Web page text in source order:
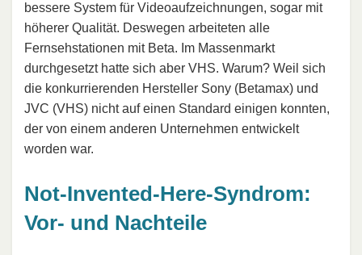
bessere System für Videoaufzeichnungen, sogar mit
höherer Qualität. Deswegen arbeiteten alle
Fernsehstationen mit Beta. Im Massenmarkt
durchgesetzt hatte sich aber VHS. Warum? Weil sich
die konkurrierenden Hersteller Sony (Betamax) und
JVC (VHS) nicht auf einen Standard einigen konnten,
der von einem anderen Unternehmen entwickelt
worden war.
Not-Invented-Here-Syndrom:
Vor- und Nachteile